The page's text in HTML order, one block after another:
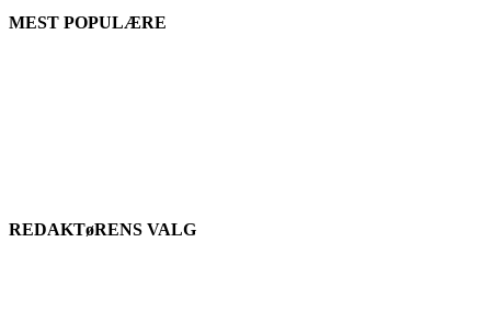
MEST POPULÆRE
REDAKTøRENS VALG